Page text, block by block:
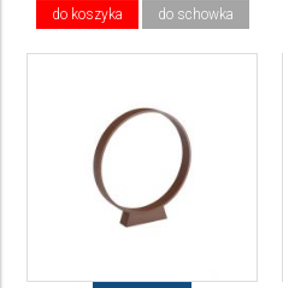
do koszyka do schowka